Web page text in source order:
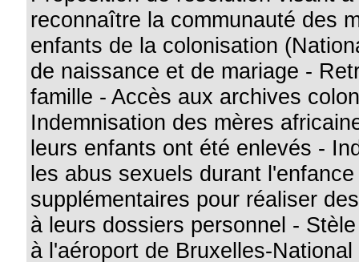
reconnaître la communauté des
enfants de la colonisation
de naissance et de mariage -
famille - Accès aux archives
Indemnisation des mères
leurs enfants ont été enlevés -
les abus sexuels durant
supplémentaires pour réaliser
à leurs dossiers personnel -
à l'aéroport de Bruxelles-